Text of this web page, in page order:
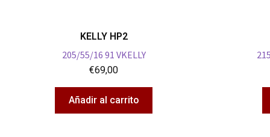
KELLY HP2
205/55/16 91 VKELLY
€69,00
Añadir al carrito